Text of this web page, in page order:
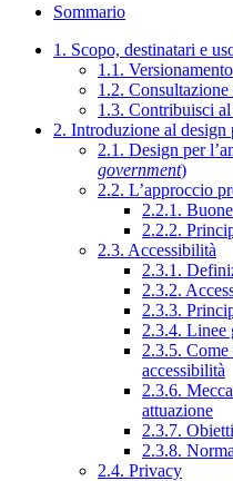
Sommario
1. Scopo, destinatari e
1.1.
1.2. Consultazione
1.3. Contribuisci
2. Introduzione al
2.1. Design per
government)
2.2. L’approccio
2.2.1.
2.2.2.
2.3. Accessibilità
2.3.1.
2.3.2.
2.3.3.
2.3.4. Linee
2.3.5.
accessibilità
2.3.6.
attuazione
2.3.7.
2.3.8.
2.4. Privacy